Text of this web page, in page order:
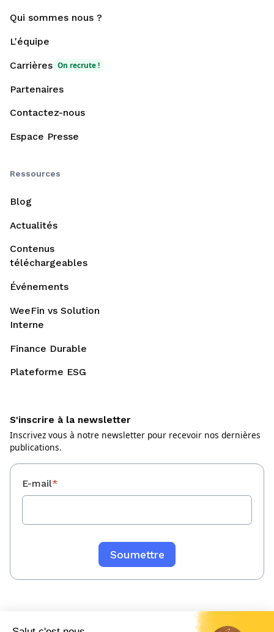
Qui sommes nous ?
L'équipe
Carrières On recrute !
Partenaires
Contactez-nous
Espace Presse
Ressources
Blog
Actualités
Contenus
téléchargeables
Événements
WeeFin vs Solution
Interne
Finance Durable
Plateforme ESG
S'inscrire à la newsletter
Inscrivez vous à notre newsletter pour recevoir nos dernières
publications.
E-mail*